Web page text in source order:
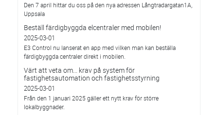
Den 7 april hittar du oss på den nya adressen Långtradargatan1A,
Uppsala
Beställ färdigbyggda elcentraler med mobilen!
2025-03-01
E3 Control nu lanserat en app med vilken man kan beställa
färdigbyggda centraler direkt i mobilen.
Värt att veta om... krav på system för
fastighetsautomation och fastighetsstyrning
2025-03-01
Från den 1 januari 2025 gäller ett nytt krav för större
lokalbyggnader.